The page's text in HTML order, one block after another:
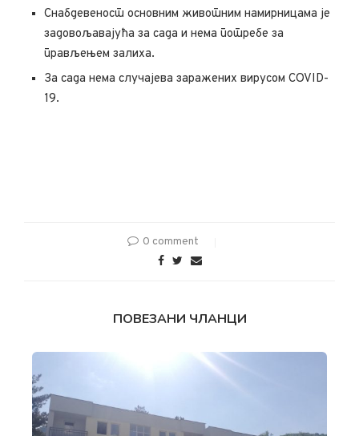
Снабдевеност основним животним намирницама је
задовољавајућа за сада и нема потребе за
прављењем залиха.
За сада нема случајева заражених вирусом COVID-
19.
0 comment
ПОВЕЗАНИ ЧЛАНЦИ